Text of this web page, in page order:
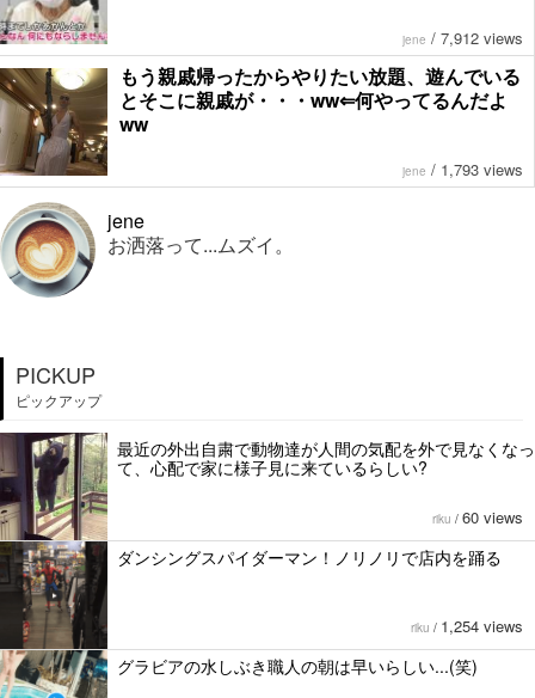
jene / 7,912 views
もう親戚帰ったからやりたい放題、遊んでいる
とそこに親戚が・・・ww⇐何やってるんだよ
ww
jene / 1,793 views
jene
お洒落って...ムズイ。
PICKUP
ピックアップ
最近の外出自粛で動物達が人間の気配を外で見なくなっ
て、心配で家に様子見に来ているらしい?
riku / 60 views
ダンシングスパイダーマン！ノリノリで店内を踊る
riku / 1,254 views
グラビアの水しぶき職人の朝は早いらしい...(笑)